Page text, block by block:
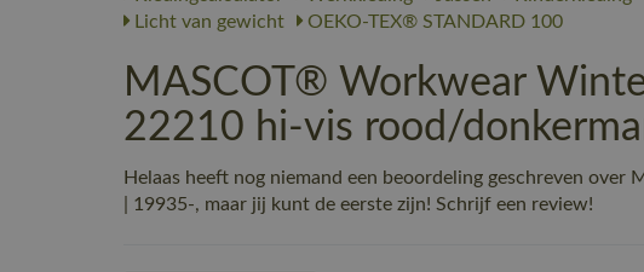
Licht van gewicht
OEKO-TEX® STANDARD 100
MASCOT® Workwear
22210 hi-vis rood/
Helaas heeft nog niemand een beoordeling geschreven
| 19935-, maar jij kunt de eerste zijn! Schrijf een review!